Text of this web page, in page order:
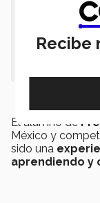
“Confía
posible
El alumno de
México y
sido una
aprendiendo y
Recibe